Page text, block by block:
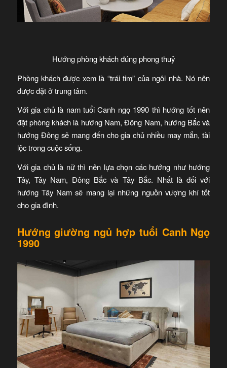
Hướng phòng khách đúng phong thuỷ
Phòng khách được xem là “trái tim” của ngôi nhà. Nó nên
được đặt ở trung tâm.
Với gia chủ là nam tuổi Canh ngọ 1990 thì hướng tốt nên
đặt phòng khách là hướng Nam, Đông Nam, hướng Bắc và
hướng Đông sẽ mang đến cho gia chủ nhiều may mắn, tài
lộc trong cuộc sống.
Với gia chủ là nữ thì nên lựa chọn các hướng như hướng
Tây, Tây Nam, Đông Bắc và Tây Bắc. Nhất là đối với
hướng Tây Nam sẽ mang lại những nguồn vượng khí tốt
cho gia đình.
Hướng giường ngủ hợp tuổi Canh Ngọ
1990